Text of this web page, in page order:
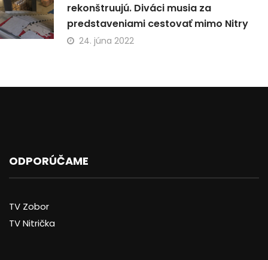
rekonštruujú. Diváci musia za
predstaveniami cestovať mimo Nitry
24. júna 2022
ODPORÚČAME
TV Zobor
TV Nitrička